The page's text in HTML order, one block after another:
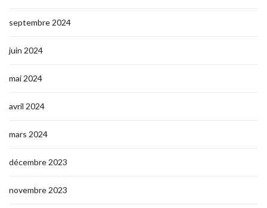
septembre 2024
juin 2024
mai 2024
avril 2024
mars 2024
décembre 2023
novembre 2023